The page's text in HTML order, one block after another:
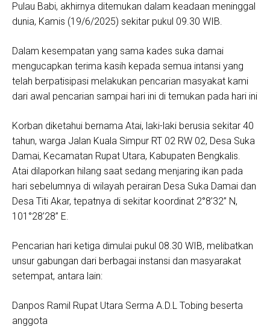
Pulau Babi, akhirnya ditemukan dalam keadaan meninggal
dunia, Kamis (19/6/2025) sekitar pukul 09.30 WIB.
Dalam kesempatan yang sama kades suka damai
mengucapkan terima kasih kepada semua intansi yang
telah berpatisipasi melakukan pencarian masyakat kami
dari awal pencarian sampai hari ini di temukan pada hari ini
Korban diketahui bernama Atai, laki-laki berusia sekitar 40
tahun, warga Jalan Kuala Simpur RT 02 RW 02, Desa Suka
Damai, Kecamatan Rupat Utara, Kabupaten Bengkalis.
Atai dilaporkan hilang saat sedang menjaring ikan pada
hari sebelumnya di wilayah perairan Desa Suka Damai dan
Desa Titi Akar, tepatnya di sekitar koordinat 2°8’32” N,
101°28’28” E.
Pencarian hari ketiga dimulai pukul 08.30 WIB, melibatkan
unsur gabungan dari berbagai instansi dan masyarakat
setempat, antara lain:
Danpos Ramil Rupat Utara Serma A.D.L Tobing beserta
anggota